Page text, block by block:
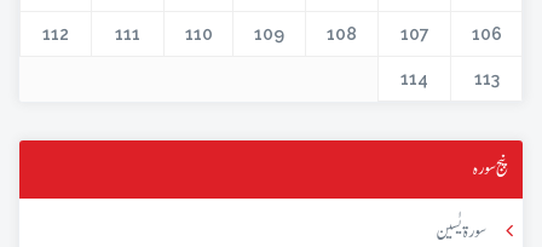
106
107
108
109
110
111
112
113
114
پنج سورہ
سورۃ یٰسین